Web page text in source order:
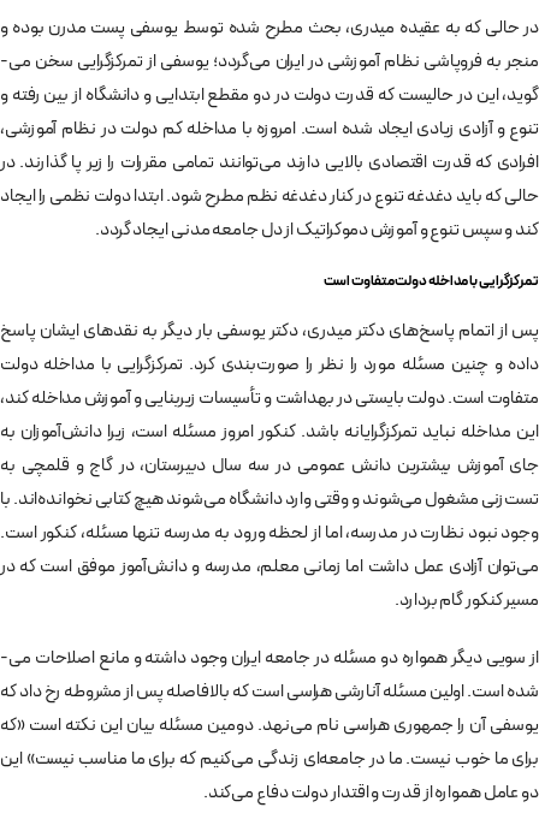
در حالی که به عقیده میدری، بحث مطرح شده توسط یوسفی پست مدرن بوده و
منجر به فروپاشی نظام آموزشی در ایران می‌گردد؛ یوسفی از تمرکزگرایی سخن می‌­
گوید، این در حالیست که قدرت دولت در دو مقطع ابتدایی و دانشگاه از بین رفته و
تنوع و آزادی زیادی ایجاد شده است. امروزه با مداخله کم دولت در نظام آموزشی،
افرادی که قدرت اقتصادی بالایی دارند می‌توانند تمامی مقررات را زیر پا گذارند. در
حالی که باید دغدغه تنوع در کنار دغدغه نظم مطرح شود. ابتدا دولت نظمی را ایجاد
کند و سپس تنوع و آموزش دموکراتیک از دل جامعه مدنی ایجاد گردد.
تمرکزگرایی با مداخله دولت متفاوت است
پس از اتمام پاسخ­‌های دکتر میدری، دکتر یوسفی بار دیگر به نقدهای ایشان پاسخ
داده و چنین مسئله مورد را نظر را صورت‌بندی کرد. تمرکزگرایی با مداخله دولت
متفاوت است. دولت بایستی در بهداشت و تأسیسات زیربنایی و آموزش مداخله کند،
این مداخله نباید تمرکزگرایانه باشد. کنکور امروز مسئله است، زیرا دانش­‌آموزان به
جای آموزش بیشترین دانش عمومی در سه سال دبیرستان، در گاج و قلم­چی به
تست‌­زنی مشغول می­‌شوند و وقتی وارد دانشگاه می‌­شوند هیچ کتابی نخوانده­‌اند. با
وجود نبود نظارت در مدرسه، اما از لحظه ورود به مدرسه تنها مسئله، کنکور است.
می­‌توان آزادی عمل داشت اما زمانی معلم، مدرسه و دانش­‌آموز موفق است که در
مسیر کنکور گام بردارد.
از سویی دیگر همواره دو مسئله در جامعه ایران وجود داشته و مانع اصلاحات می‌­
شده است. اولین مسئله آنارشی هراسی است که بالافاصله پس از مشروطه رخ داد که
یوسفی آن را جمهوری هراسی نام می‌­نهد. دومین مسئله بیان این نکته است «که
برای ما خوب نیست. ما در جامعه‌­ای زندگی می‌­کنیم که برای ما مناسب نیست» این
دو عامل همواره از قدرت و اقتدار دولت دفاع می‌­کند.